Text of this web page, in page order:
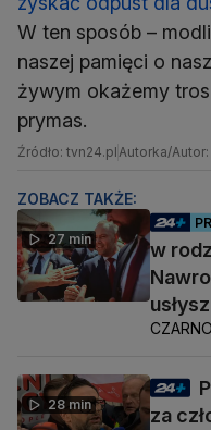
W ten sposób –
naszej pamięci o
żywym okażemy
prymas.
Źródło: tvn24.plAutorka/
ZOBACZ TAKŻE:
27 min
w
28 min
za